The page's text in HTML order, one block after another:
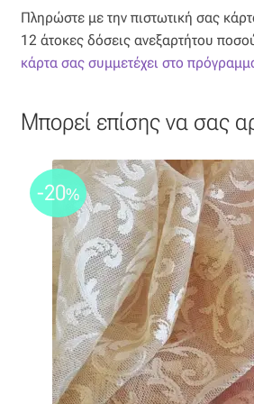
Πληρώστε με την πιστωτική σας
12 άτοκες δόσεις ανεξαρτήτου
κάρτα σας συμμετέχει στο
Μπορεί επίσης να σας
-20%